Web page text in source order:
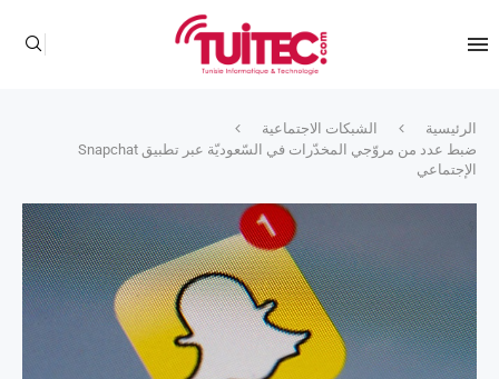
الرئيسية
الشبكات الاجتماعية
ضبط عدد من مروّجي المخدّرات في السّعوديّة عبر تطبيق Snapchat
الإجتماعي